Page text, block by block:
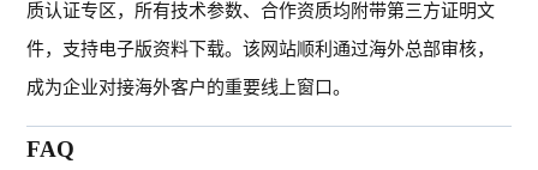
质认证专区，所有技术参数、合作资质均附带第三方证明文
件，支持电子版资料下载。该网站顺利通过海外总部审核，
成为企业对接海外客户的重要线上窗口。
FAQ